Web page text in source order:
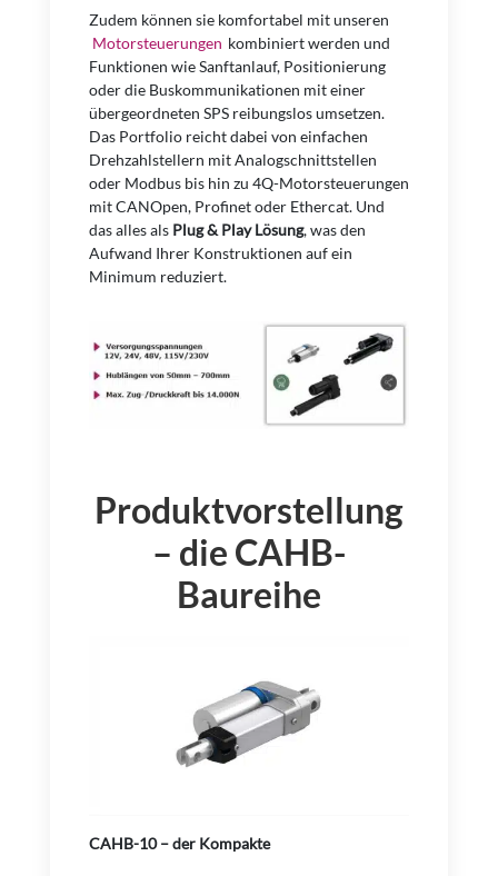
Zudem können sie komfortabel mit unseren
Motorsteuerungen kombiniert werden und
Funktionen wie Sanftanlauf, Positionierung
oder die Buskommunikationen mit einer
übergeordneten SPS reibungslos umsetzen.
Das Portfolio reicht dabei von einfachen
Drehzahlstellern mit Analogschnittstellen
oder Modbus bis hin zu 4Q-Motorsteuerungen
mit CANOpen, Profinet oder Ethercat. Und
das alles als Plug & Play Lösung, was den
Aufwand Ihrer Konstruktionen auf ein
Minimum reduziert.
Produktvorstellung
– die CAHB-
Baureihe
CAHB-10 – der Kompakte